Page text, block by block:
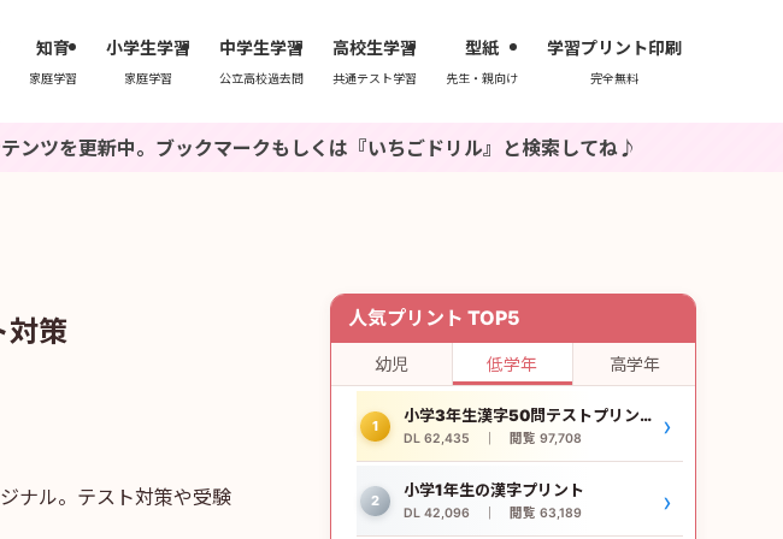
知育
家庭学習
小学生学習
家庭学習
中学生学習
公立高校過去問
高校生学習
共通テスト学習
型紙
先生・親向け
学習プリント印刷
完全無料
ブックマークもしくは『いちごドリル』と検索してね♪
対策
ナル。テスト対策や受験
人気プリント TOP5
幼児 低学年 高学年
1
小学3年生漢字50問テストプリント
DL 62,435 ｜ 閲覧 97,708 ›
2
小学1年生の漢字プリント
DL 42,096 ｜ 閲覧 63,189 ›